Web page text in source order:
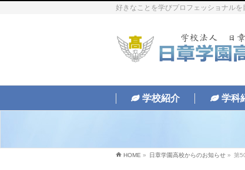
好きなことを学びプロフェッショナル
学校紹介 学科
HOME » 日章学園高校からのお知らせ » 第